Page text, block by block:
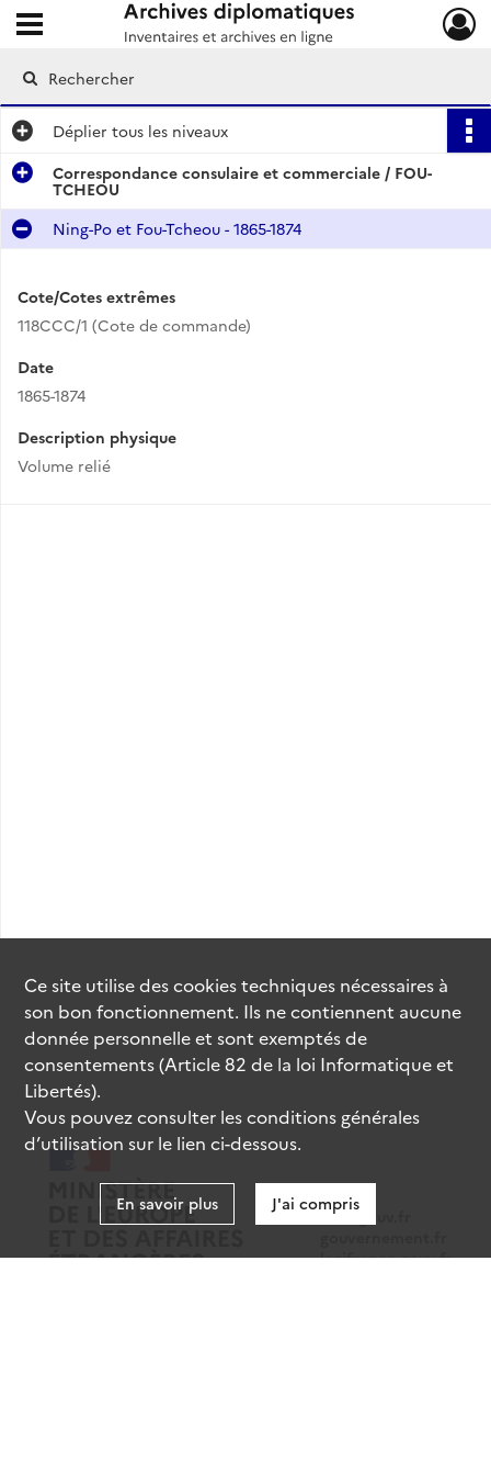
Archives diplomatiques
Ouvrir le menu déroulant
Déplier tous les niveaux
Correspondance consulaire et commerciale / FOU-
TCHEOU
Ning-Po et Fou-Tcheou - 1865-1874
Cote/Cotes extrêmes
118CCC/1 (Cote de commande)
Date
1865-1874
Description physique
Volume relié
data.gouv.fr
legifrance.gouv.fr
Ce site utilise descookiestechniques nécessaires à
son bon fonctionnement. Ils ne contiennent aucune
donnée personnelle et sont exemptés de
consentements (Article 82 de la loi Informatique et
Libertés).
Vous pouvez consulter les conditions générales
d’utilisation sur le lien ci-dessous.
En savoir plus J'ai compris